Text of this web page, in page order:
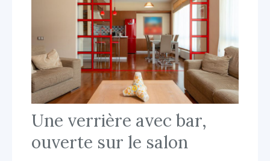
Une verrière avec bar,
ouverte sur le salon